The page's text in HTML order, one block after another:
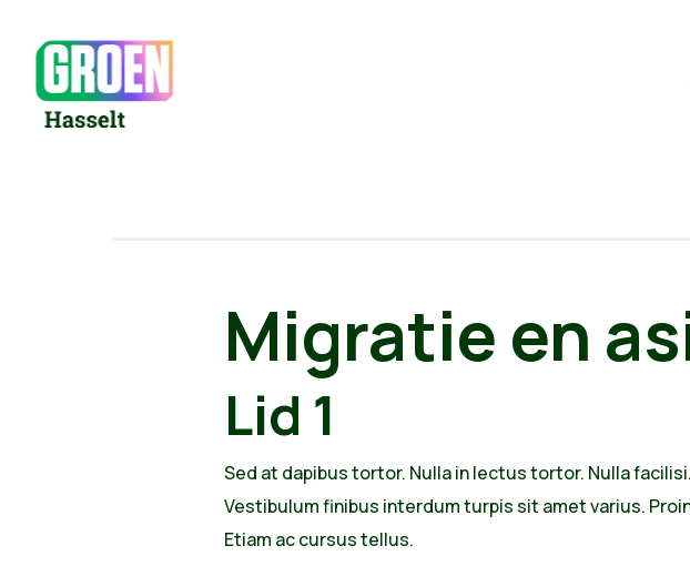
Migratie en
Lid 1
Sed at dapibus tortor. Nulla in lectus tortor. Nulla
Vestibulum finibus interdum turpis sit amet varius.
Etiam ac cursus tellus.